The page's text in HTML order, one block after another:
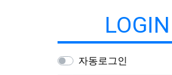
LOGIN
자동로그인